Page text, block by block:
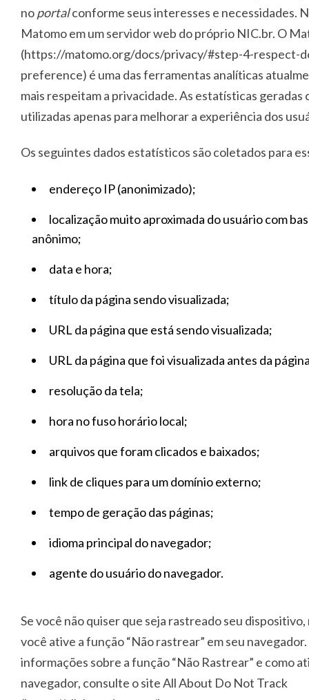
noportalconforme seus interesses e necessidades.
Matomo em um servidor web do próprio NIC.br. O
(https://matomo.org/docs/privacy/#step-4-respect-
preference) é uma das ferramentas analíticas
mais respeitam a privacidade. As estatísticas geradas
utilizadas apenas para melhorar a experiência dos
Os seguintes dados estatísticos são coletados para
endereço IP (anonimizado);
localização muito aproximada do usuário com
anônimo;
data e hora;
título da página sendo visualizada;
URL da página que está sendo visualizada;
URL da página que foi visualizada antes da
resolução da tela;
hora no fuso horário local;
arquivos que foram clicados e baixados;
link de cliques para um domínio externo;
tempo de geração das páginas;
idioma principal do navegador;
agente do usuário do navegador.
Se você não quiser que seja rastreado seu
você ative a função “Não rastrear” em seu navegador.
informações sobre a função “Não Rastrear” e como
navegador, consulte o site All About Do Not Track